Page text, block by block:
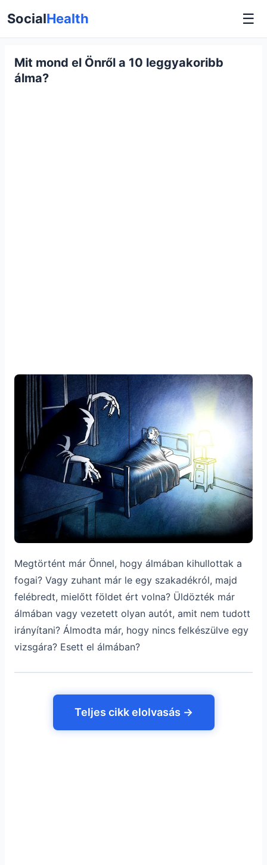
SocialHealth ☰
Mit mond el Önről a 10 leggyakoribb
álma?
Megtörtént már Önnel, hogy álmában kihullottak a
fogai? Vagy zuhant már le egy szakadékról, majd
felébredt, mielőtt földet ért volna? Üldözték már
álmában vagy vezetett olyan autót, amit nem tudott
irányítani? Álmodta már, hogy nincs felkészülve egy
vizsgára? Esett el álmában?
Teljes cikk elolvasás →